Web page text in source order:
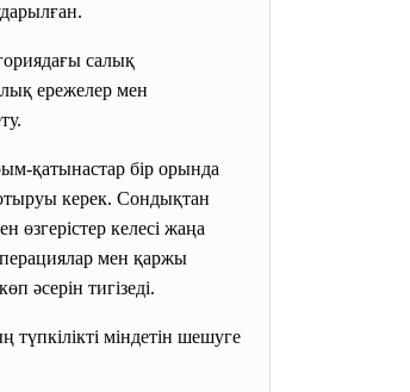
салық
ережелер мен
қатынастар бір орында
керек. Сондықтан
өзгерістер келесі жаңа
мен қаржы
әсерін тигізеді.
түпкілікті міндетін шешуге